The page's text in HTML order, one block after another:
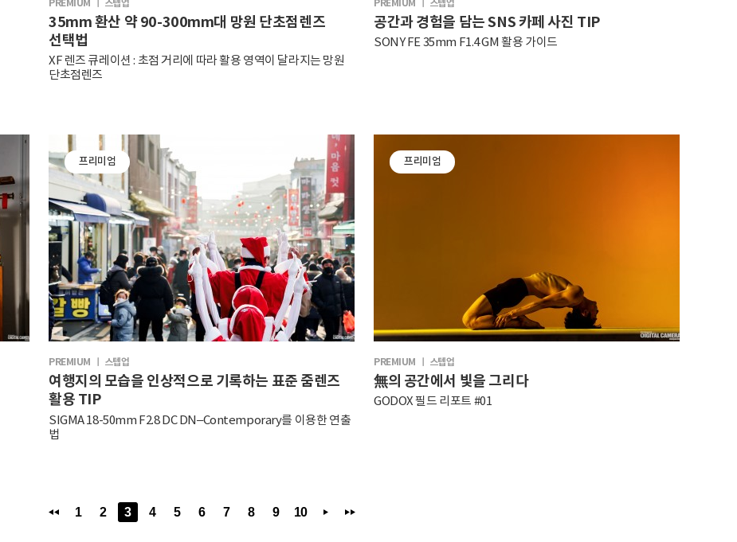
PREMIUM ㅣ 스텝업
35mm 환산 약 90-300mm대 망원 단초점렌즈
선택법
XF 렌즈 큐레이션 : 초점 거리에 따라 활용 영역이 달라지는 망원
단초점렌즈
PREMIUM ㅣ 스텝업
공간과 경험을 담는 SNS 카페 사진 TIP
SONY FE 35mm F1.4 GM 활용 가이드
프리미엄
PREMIUM ㅣ 스텝업
여행지의 모습을 인상적으로 기록하는 표준 줌렌즈
활용 TIP
SIGMA 18-50mm F2.8 DC DN–Contemporary를 이용한 연출
법
프리미엄
PREMIUM ㅣ 스텝업
無의 공간에서 빛을 그리다
GODOX 필드 리포트 #01
1 2 3 4 5 6 7 8 9 10